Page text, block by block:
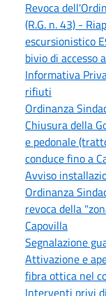
Revoca
(R.G. n. 43) -
escursionistico
bivio di accesso
Informativa
rifiuti
Ordinanza
Chiusura della
e pedonale
conduce fino a
Avviso
Ordinanza
revoca della
Capovilla
Segnalazione
Attivazione e
fibra ottica nel
Interventi privi